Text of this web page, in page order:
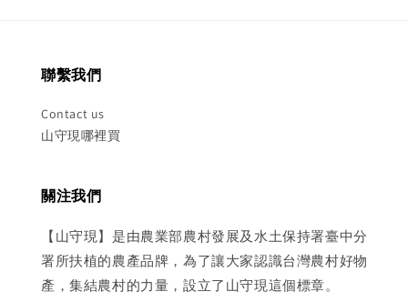
聯繫我們
Contact us
山守現哪裡買
關注我們
【山守現】是由農業部農村發展及水土保持署臺中分
署所扶植的農產品牌，為了讓大家認識台灣農村好物
產，集結農村的力量，設立了山守現這個標章。